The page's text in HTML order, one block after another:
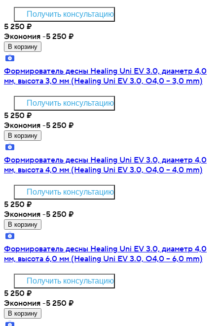
Получить консультацию
5 250 ₽
Экономия -5 250 ₽
В корзину
Формирователь десны Healing Uni EV 3.0, диаметр 4,0
мм, высота 3,0 мм (Healing Uni EV 3.0, O4,0 – 3,0 mm)
Получить консультацию
5 250 ₽
Экономия -5 250 ₽
В корзину
Формирователь десны Healing Uni EV 3.0, диаметр 4,0
мм, высота 4,0 мм (Healing Uni EV 3.0, O4,0 – 4,0 mm)
Получить консультацию
5 250 ₽
Экономия -5 250 ₽
В корзину
Формирователь десны Healing Uni EV 3.0, диаметр 4,0
мм, высота 6,0 мм (Healing Uni EV 3.0, O4,0 – 6,0 mm)
Получить консультацию
5 250 ₽
Экономия -5 250 ₽
В корзину